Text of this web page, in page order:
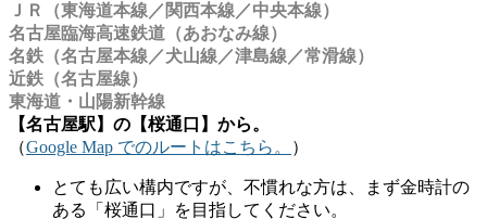
ＪＲ（東海道本線／関西本線／中央本線）
名古屋臨海高速鉄道（あおなみ線）
名鉄（名古屋本線／犬山線／津島線／常滑線）
近鉄（名古屋線）
東海道・山陽新幹線
【名古屋駅】の【桜通口】から。
（Google Map でのルートはこちら。 ）
とても広い構内ですが、不慣れな方は、まず金時計の
ある「桜通口」を目指してください。